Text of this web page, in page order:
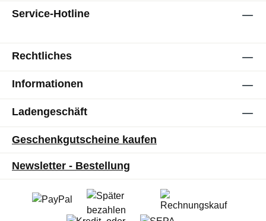
Service-Hotline
Rechtliches
Informationen
Ladengeschäft
Geschenkgutscheine kaufen
Newsletter - Bestellung